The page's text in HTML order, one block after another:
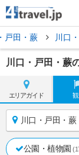
戸田・蕨 川口
川口・戸田・蕨
エリアガイド
川口・戸田・蕨
公園・植物園